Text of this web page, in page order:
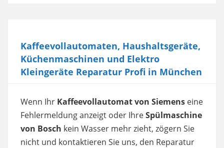
Kaffeevollautomaten, Haushaltsgeräte,
Küchenmaschinen und Elektro
Kleingeräte Reparatur Profi in München
Wenn Ihr Kaffeevollautomat von Siemens eine
Fehlermeldung anzeigt oder IhreSpülmaschine
von Bosch kein Wasser mehr zieht, zögern Sie
nicht und kontaktieren Sie uns, den Reparatur